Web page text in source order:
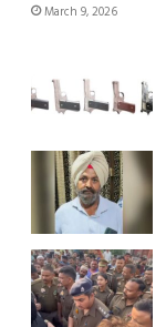
March 9, 2026